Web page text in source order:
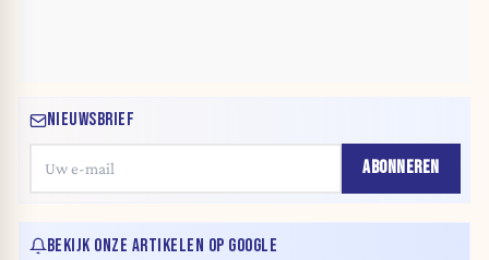
NIEUWSBRIEF
ABONNEREN
BEKIJK ONZE ARTIKELEN OP GOOGLE